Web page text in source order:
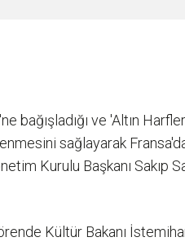
ve 'Altın
sağlayarak
Kurulu Başkanı Sakıp
Kültür Bakanı